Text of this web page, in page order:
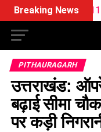
Breaking News
Prediction
PITHAURAGARH
उत्तराखंड:
बढ़ाई सीमा
पर कड़ी